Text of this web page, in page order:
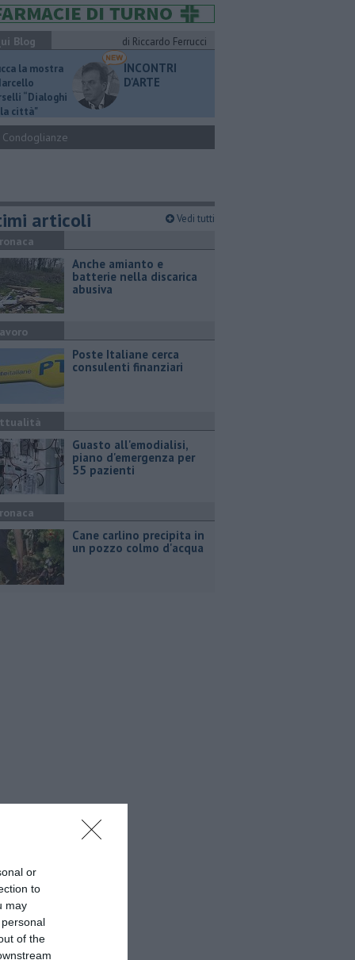
or
to
may
of the
Blog
di Riccardo Ferrucci
la mostra
“Dialoghi
città"
INCONTRI
D'ARTE
Condoglianze
articoli Vedi tutti
Anche amianto e
batterie nella discarica
abusiva
Poste Italiane cerca
consulenti finanziari
Guasto all'emodialisi,
piano d'emergenza per
55 pazienti
Cane carlino precipita in
un pozzo colmo d'acqua